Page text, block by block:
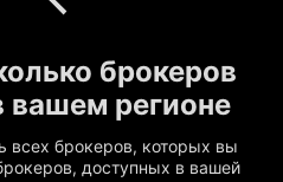
брокеров
вашем регионе
всех брокеров, которых вы
доступных в вашей